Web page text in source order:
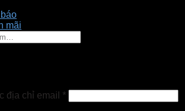
mãi
địa chỉ email *